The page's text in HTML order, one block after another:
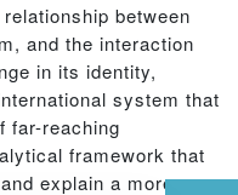
between
and the interaction
in its identity,
system that
far-reaching
framework that
explain a more